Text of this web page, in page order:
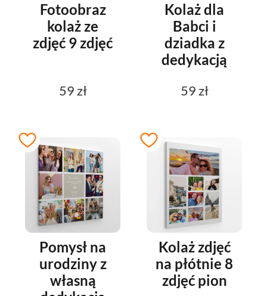
Fotoobraz
kolaż ze
zdjęć 9 zdjęć
59 zł
Kolaż dla
Babci i
dziadka z
dedykacją
59 zł
Pomysł na
urodziny z
własną
Kolaż zdjęć
na płótnie 8
zdjęć pion